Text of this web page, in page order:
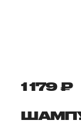
1 179 ₽